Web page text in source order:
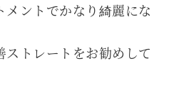
ントでかなり綺麗にな
トレートをお勧めして